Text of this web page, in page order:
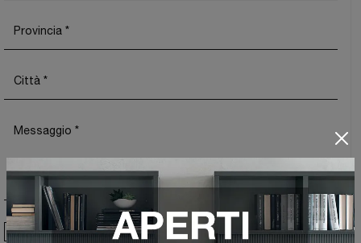
Ho preso visione dellaPrivacy Policy